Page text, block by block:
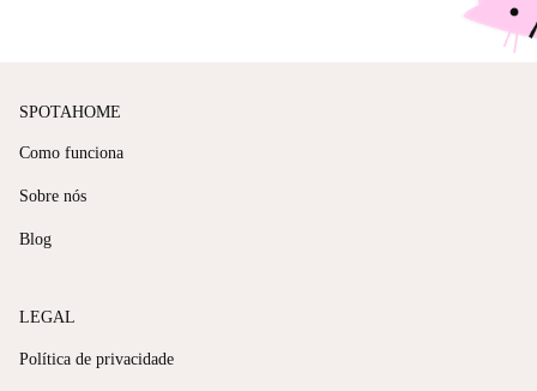
SPOTAHOME
Como funciona
Sobre nós
Blog
LEGAL
Política de privacidade